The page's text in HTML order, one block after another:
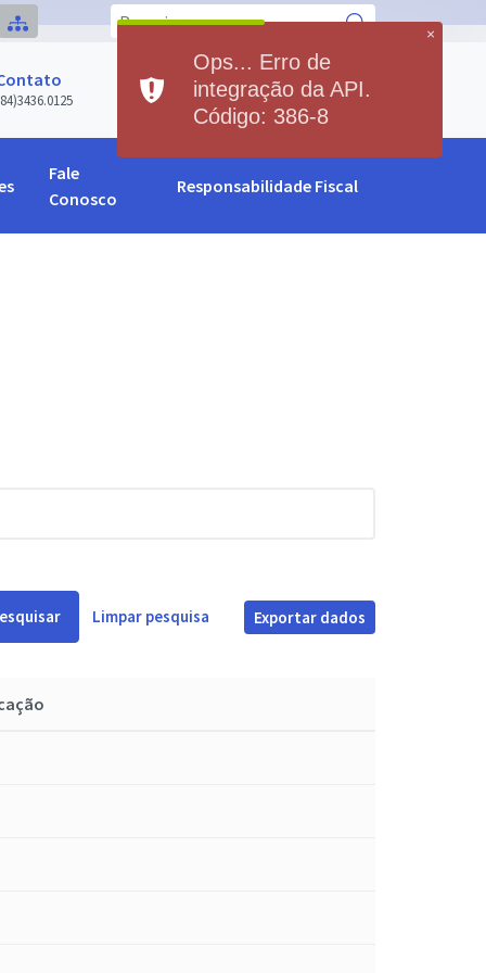
Previsão do Tempo
Fale
Conosco
Responsabilidade Fiscal
Limpar pesquisa Exportar dados
×
Ops... Erro de
integração da API.
Código: 386-8